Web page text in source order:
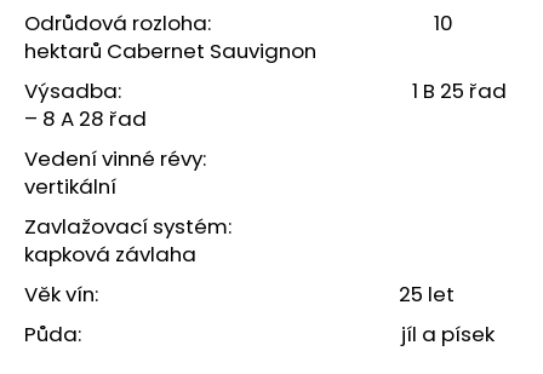
Odrůdová rozloha: 10
hektarů Cabernet Sauvignon
Výsadba: 1 B 25 řad
– 8 A 28 řad
Vedení vinné révy:
vertikální
Zavlažovací systém:
kapková závlaha
Věk vín: 25 let
Půda: jíl a písek
PATAGONSKÝ
RIB-
EYE
KOSTÍ
–
ARGENTINSKÉ
HOVĚZÍ
520
Kč